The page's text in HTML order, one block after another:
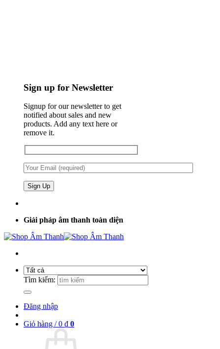
Sign up for Newsletter
Signup for our newsletter to get
notified about sales and new
products. Add any text here or
remove it.
Giải pháp âm thanh toàn diện
Tìm kiếm:
Đăng nhập
Giỏ hàng /0 ₫ 0